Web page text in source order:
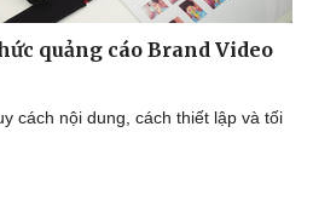
Đời sống
Tình yêu - Gia đình
quảng cáo Brand Video
cách nội dung, cách thiết lập và tối